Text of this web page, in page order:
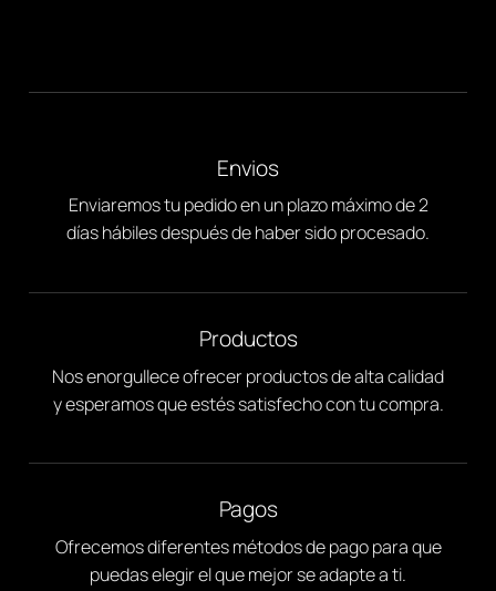
Envios
Enviaremos tu pedido en un plazo máximo de 2
días hábiles después de haber sido procesado.
Productos
Nos enorgullece ofrecer productos de alta calidad
y esperamos que estés satisfecho con tu compra.
Pagos
Ofrecemos diferentes métodos de pago para que
puedas elegir el que mejor se adapte a ti.